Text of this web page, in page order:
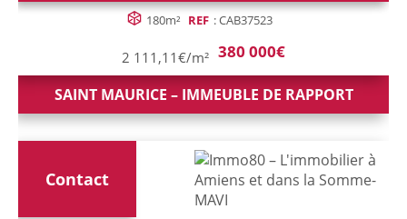
180m² REF : CAB37523
2 111,11€/m² 380 000€
SAINT MAURICE – IMMEUBLE DE RAPPORT
Contact